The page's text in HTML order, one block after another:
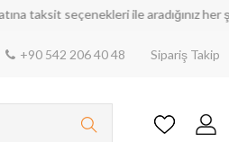
seçenekleri ile aradığınız her şey
+90 542 206 40 48 Sipariş Takip